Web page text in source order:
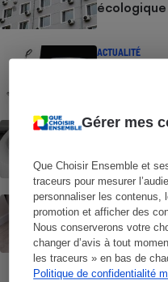
Gérer mes
Que Choisir Ensemble et
traceurs pour mesurer
personnaliser les contenus,
promotion et afficher des
Nous conserverons votre
changer d’avis à tout
les traceurs » en bas de
Politique de confidentialité
écologique
ACTUALITÉ
ACTUALITÉ
le
ACTUALITÉ
Canicule -
d’air
mobiles
COMMENT NOUS